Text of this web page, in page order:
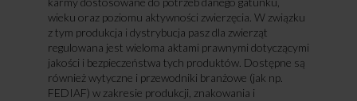
wieku oraz poziomu aktywności zwierzęcia. W związku
z tym produkcja i dystrybucja pasz dla zwierząt
regulowana jest wieloma aktami prawnymi dotyczącymi
jakości i bezpieczeństwa tych produktów. Dostępne są
również wytyczne i przewodniki branżowe (jak np.
FEDIAF) w zakresie produkcji, znakowania i